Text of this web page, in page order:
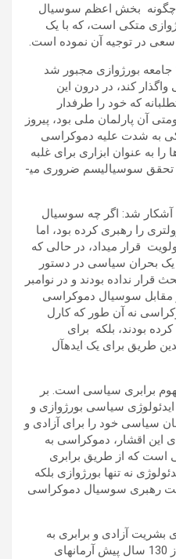
چگونه بخش اعظم سوسیال
متکی است، که با یک
سعی در توجیه آن نموده است.
هنگامی که در نوامبر سال 1918 جامعه بورژوازی مجبور شد
کند، در درون این
که خود را طرفدار
آن پارلمان ملی بود، پیروز
به شدت علیه دموکراسی
به عنوان ابزاری برای غلبه
بر دولت طبقاتی سرمایه­داری و تحقق سوسیالیسم ضروری می­
آشکار شد: اگر چه سوسیال
را رهبری کرده بود، اما
قرار می­داد، در حالی که
یک بحران سیاسی در دستور
قرار نداده بودند و در نوامبر
در مقابل سوسیال دموکراسی
نه آن طور که کارل
بودند، بلکه برای
طریق برای یک ایده­آل
برابری سیاسی است. بر
سیاسی بورژوازی و
سیاسی خود را برای آزادی و
این اقشار، دموکراسی به
است که از طریق برابری
نه تنها بورژوازی بلکه
تحت رهبری سوسیال دموکراسی
آزادی و برابری به
ارمغان نمی­آورد. زمانی که بیش از 130 سال پیش آرمانهای